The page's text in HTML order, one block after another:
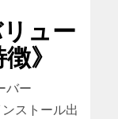
リュー
》
バー
ストール出